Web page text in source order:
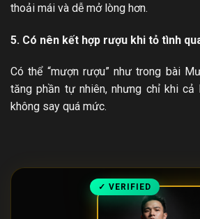
thoải mái và dễ mở lòng hơn.
5. Có nên kết hợp rượu khi tỏ tình
Có thể “mượn rượu” như trong bài
tăng phần tự nhiên, nhưng chỉ khi
không say quá mức.
✓ VERIFIED